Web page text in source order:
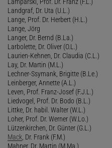
Landgraf, Dr. Uta (U.L.)
Lange, Prof. Dr. Herbert (H.L.)
Lange, Jörg
Langer, Dr. Bernd (B.La.)
Larbolette, Dr. Oliver (O.L.)
Laurien-Kehnen, Dr. Claudia (C.L.)
Lay, Dr. Martin (M.L.)
Lechner-Ssymank, Brigitte (B.Le.)
Leinberger, Annette (A.L.)
Leven, Prof. Franz-Josef (F.J.L.)
Liedvogel, Prof. Dr. Bodo (B.L.)
Littke, Dr. habil. Walter (W.L.)
Loher, Prof. Dr. Werner (W.Lo.)
Lützenkirchen, Dr. Günter (G.L.)
Mack , Dr. Frank (F.M.)
Mahner, Dr. Martin (M.Ma.)